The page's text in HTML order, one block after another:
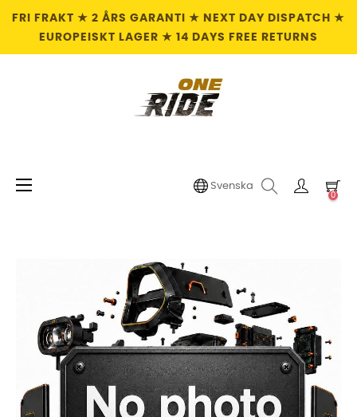
FRI FRAKT ★ 2 ÅRS GARANTI ★ NEXT DAY DISPATCH ★
EUROPEISKT LAGER ★ 14 DAYS FREE RETURNS
Växla
☰ Svenska
0